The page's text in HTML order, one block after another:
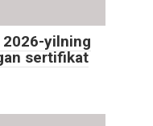
2026-yilning
sertifikat